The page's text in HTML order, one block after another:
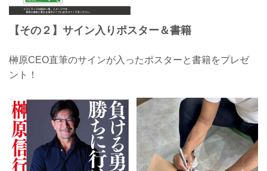
【その２】サイン入りポスター＆書籍
榊原CEO直筆のサインが入ったポスターと書籍をプレゼ
ント！